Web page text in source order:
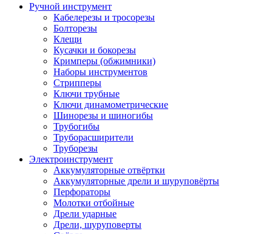
Ручной инструмент
Кабелерезы и тросорезы
Болторезы
Клещи
Кусачки и бокорезы
Кримперы (обжимники)
Наборы инструментов
Стрипперы
Ключи трубные
Ключи динамометрические
Шинорезы и шиногибы
Трубогибы
Труборасширители
Труборезы
Электроинструмент
Аккумуляторные отвёртки
Аккумуляторные дрели и шуруповёрты
Перфораторы
Молотки отбойные
Дрели ударные
Дрели, шуруповерты